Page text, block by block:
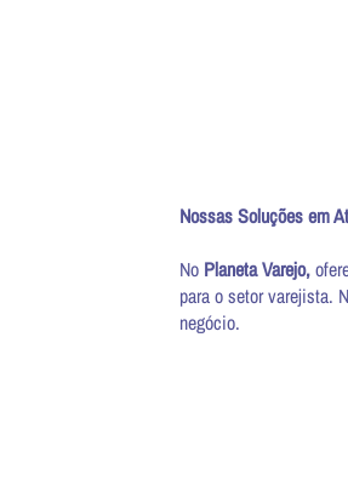
Nossas Soluções em
No Planeta Varejo,
para o setor varejista.
negócio.